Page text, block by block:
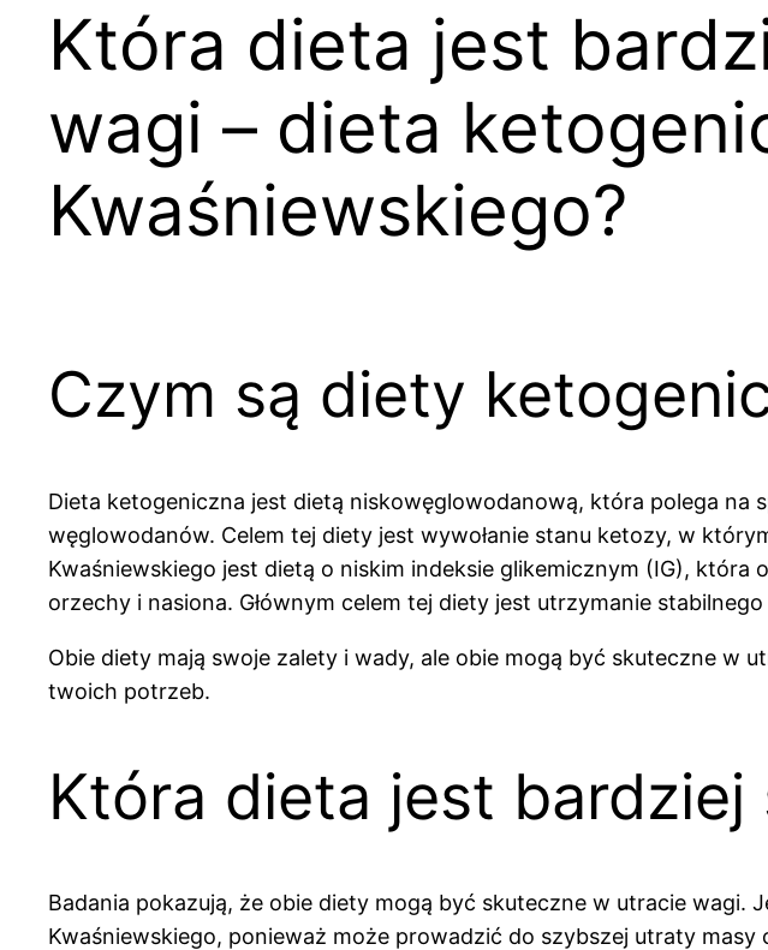
Która dieta jest
wagi – dieta
Kwaśniewskiego?
Czym są diety
Dieta ketogeniczna jest dietą niskowęglowodanową, która polega na
węglowodanów. Celem tej diety jest wywołanie stanu ketozy, w
Kwaśniewskiego jest dietą o niskim indeksie glikemicznym (IG),
orzechy i nasiona. Głównym celem tej diety jest utrzymanie
Obie diety mają swoje zalety i wady, ale obie mogą być skuteczne w
twoich potrzeb.
Która dieta jest bardziej
Badania pokazują, że obie diety mogą być skuteczne w utracie
Kwaśniewskiego, ponieważ może prowadzić do szybszej utraty